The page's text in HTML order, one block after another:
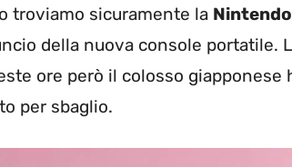
troviamo sicuramente la Nintendo
della nuova console portatile.
ore però il colosso giapponese
per sbaglio.